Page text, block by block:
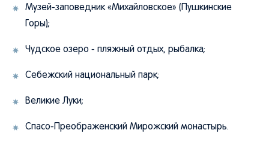
Музей-заповедник «Михайловское» (Пушкинские
Горы);
Чудское озеро - пляжный отдых, рыбалка;
Себежский национальный парк;
Великие Луки;
Спасо-Преображенский Мирожский монастырь.